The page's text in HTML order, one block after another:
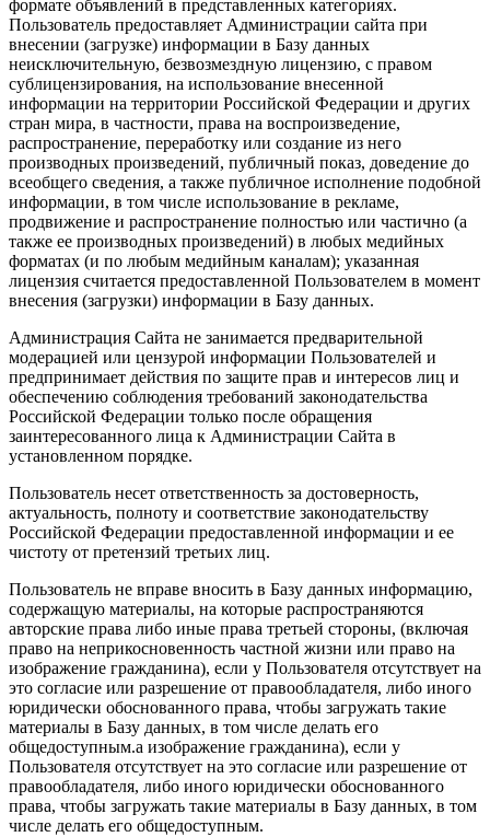
формате объявлений в представленных категориях.
Пользователь предоставляет Администрации сайта при
внесении (загрузке) информации в Базу данных
неисключительную, безвозмездную лицензию, с правом
сублицензирования, на использование внесенной
информации на территории Российской Федерации и других
стран мира, в частности, права на воспроизведение,
распространение, переработку или создание из него
производных произведений, публичный показ, доведение до
всеобщего сведения, а также публичное исполнение подобной
информации, в том числе использование в рекламе,
продвижение и распространение полностью или частично (а
также ее производных произведений) в любых медийных
форматах (и по любым медийным каналам); указанная
лицензия считается предоставленной Пользователем в момент
внесения (загрузки) информации в Базу данных.
Администрация Сайта не занимается предварительной
модерацией или цензурой информации Пользователей и
предпринимает действия по защите прав и интересов лиц и
обеспечению соблюдения требований законодательства
Российской Федерации только после обращения
заинтересованного лица к Администрации Сайта в
установленном порядке.
Пользователь несет ответственность за достоверность,
актуальность, полноту и соответствие законодательству
Российской Федерации предоставленной информации и ее
чистоту от претензий третьих лиц.
Пользователь не вправе вносить в Базу данных информацию,
содержащую материалы, на которые распространяются
авторские права либо иные права третьей стороны, (включая
право на неприкосновенность частной жизни или право на
изображение гражданина), если у Пользователя отсутствует на
это согласие или разрешение от правообладателя, либо иного
юридически обоснованного права, чтобы загружать такие
материалы в Базу данных, в том числе делать его
общедоступным.а изображение гражданина), если у
Пользователя отсутствует на это согласие или разрешение от
правообладателя, либо иного юридически обоснованного
права, чтобы загружать такие материалы в Базу данных, в том
числе делать его общедоступным.